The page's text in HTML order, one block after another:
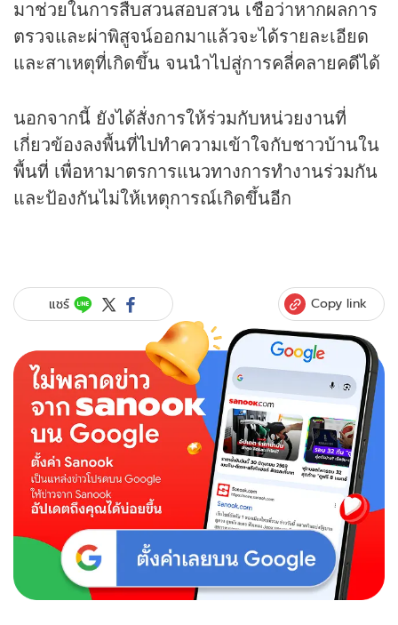
มาช่วยในการสืบสวนสอบสวน เชื่อว่าหากผลการ
ตรวจและผ่าพิสูจน์ออกมาแล้วจะได้รายละเอียด
และสาเหตุที่เกิดขึ้น จนนำไปสู่การคลี่คลายคดีได้
นอกจากนี้ ยังได้สั่งการให้ร่วมกับหน่วยงานที่
เกี่ยวข้องลงพื้นที่ไปทำความเข้าใจกับชาวบ้านใน
พื้นที่ เพื่อหามาตรการแนวทางการทำงานร่วมกัน
และป้องกันไม่ให้เหตุการณ์เกิดขึ้นอีก
แชร์ Copy link